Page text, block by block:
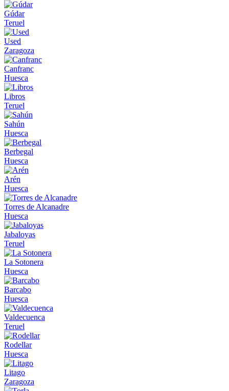
Gúdar
Teruel
Used
Zaragoza
Canfranc
Huesca
Libros
Teruel
Sahún
Huesca
Berbegal
Huesca
Arén
Huesca
Torres de Alcanadre
Huesca
Jabaloyas
Teruel
La Sotonera
Huesca
Barcabo
Huesca
Valdecuenca
Teruel
Rodellar
Huesca
Litago
Zaragoza